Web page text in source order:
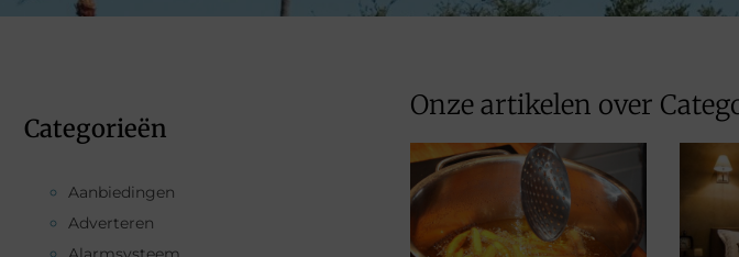
Categorieën
Aanbiedingen
Adverteren
Onze artikelen over